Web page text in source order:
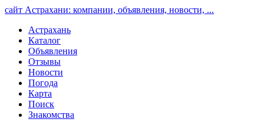
сайт Астрахани: компании, объявления, новости, ...
Астрахань
Каталог
Объявления
Отзывы
Новости
Погода
Карта
Поиск
Знакомства